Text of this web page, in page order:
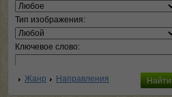
Тип изображения:
Ключевое слово:
Жанр Направления